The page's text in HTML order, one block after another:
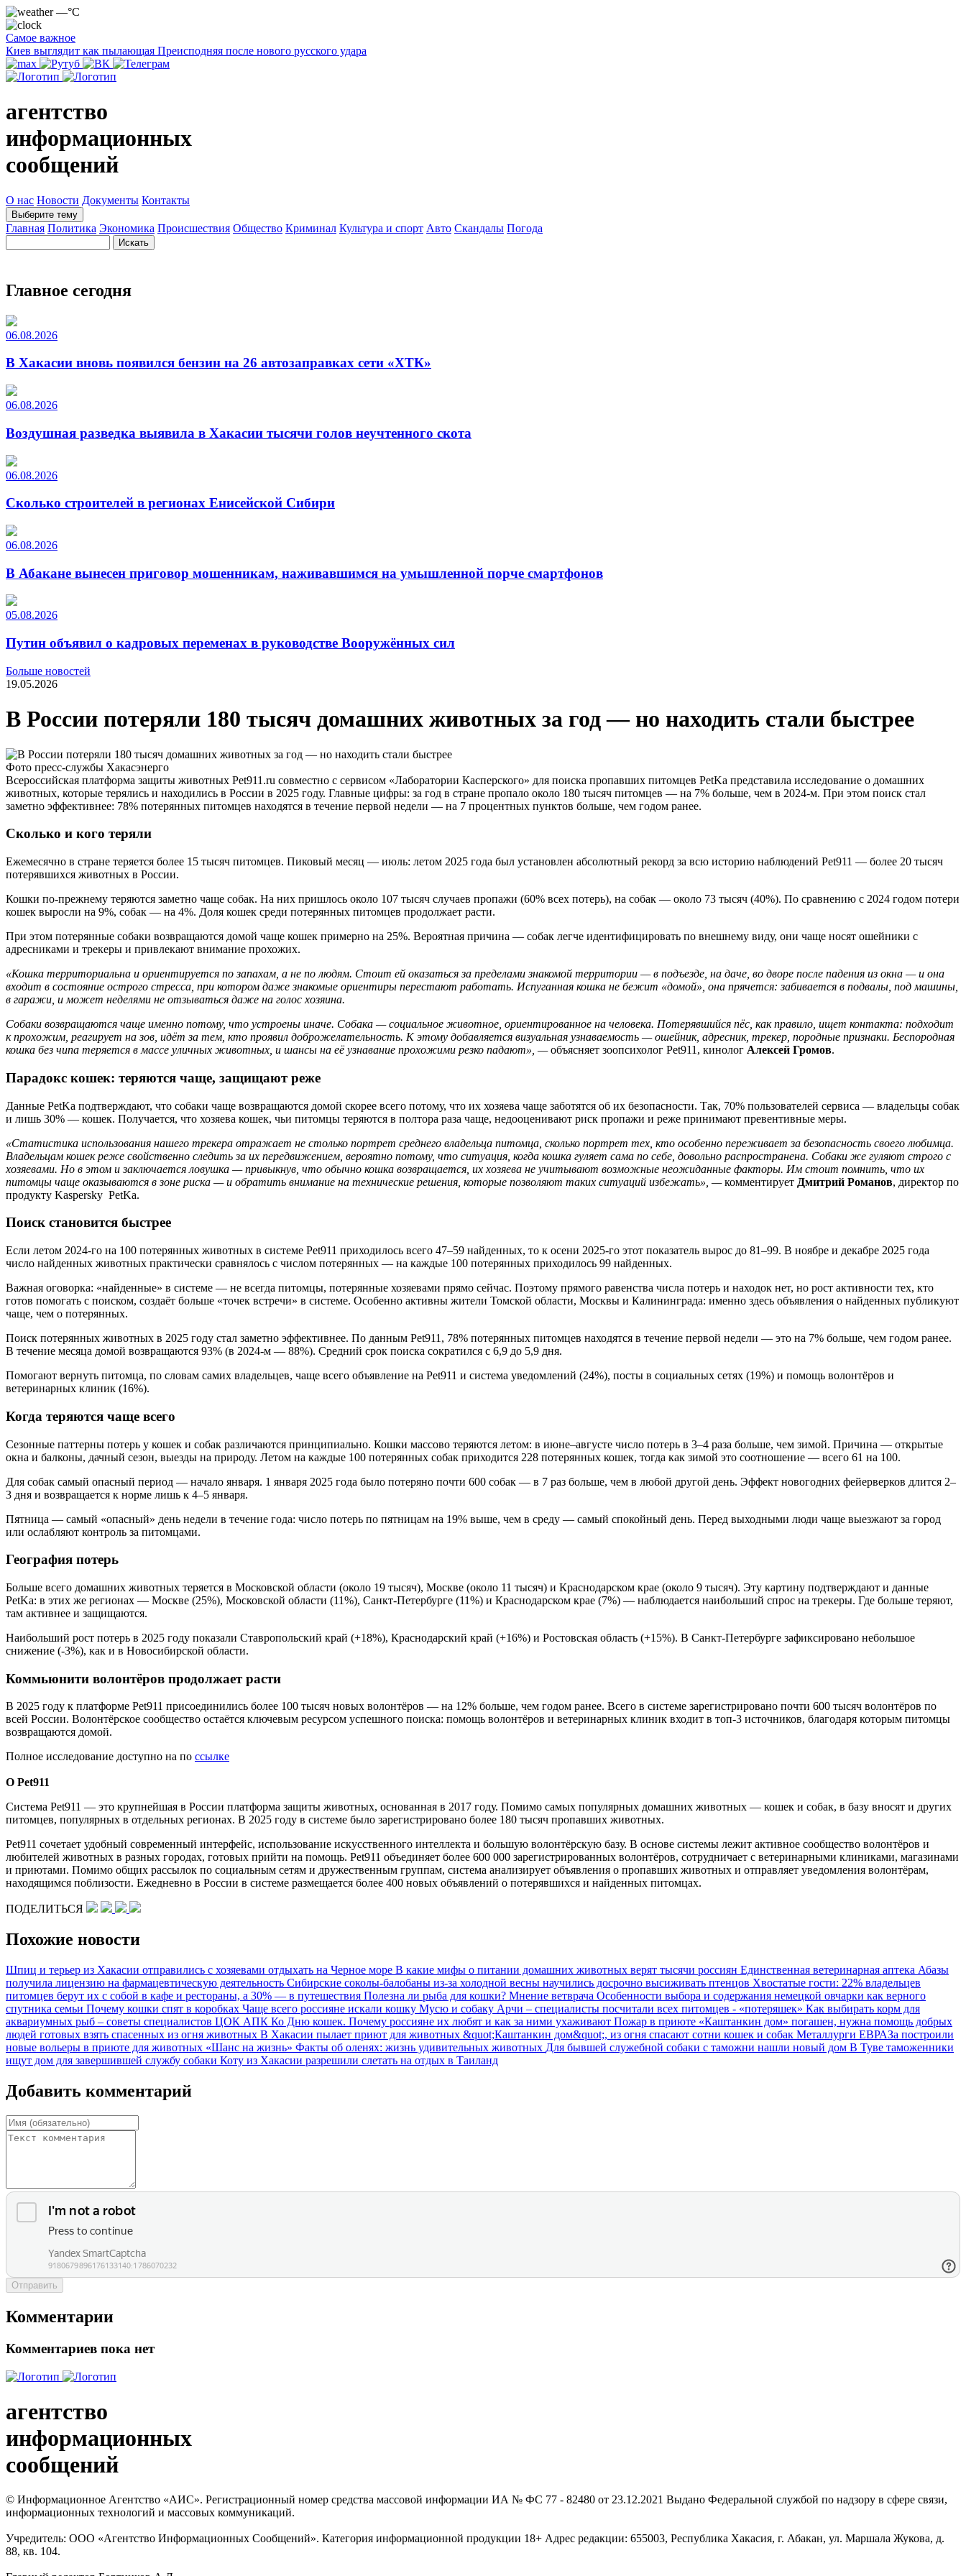
—°C
Самое важное
Киев выглядит как пылающая Преисподняя после нового русского удара
агентство
информационных
сообщений
О нас Новости Документы Контакты
Выберите тему
Главная Политика Экономика Происшествия Общество Криминал Культура и спорт Авто Скандалы Погода
Главное сегодня
06.08.2026
В Хакасии вновь появился бензин на 26 автозаправках сети «ХТК»
06.08.2026
Воздушная разведка выявила в Хакасии тысячи голов неучтенного скота
06.08.2026
Сколько строителей в регионах Енисейской Сибири
06.08.2026
В Абакане вынесен приговор мошенникам, наживавшимся на умышленной порче смартфонов
05.08.2026
Путин объявил о кадровых переменах в руководстве Вооружённых сил
Больше новостей
19.05.2026
В России потеряли 180 тысяч домашних животных за год — но находить стали быстрее
Фото пресс-службы Хакасэнерго
Всероссийская платформа защиты животных Pet911.ru совместно с сервисом «Лаборатории Касперского» для поиска пропавших питомцев PetKa представила исследование о домашних
животных, которые терялись и находились в России в 2025 году. Главные цифры: за год в стране пропало около 180 тысяч питомцев — на 7% больше, чем в 2024-м. При этом поиск стал
заметно эффективнее: 78% потерянных питомцев находятся в течение первой недели — на 7 процентных пунктов больше, чем годом ранее.
Сколько и кого теряли
Ежемесячно в стране теряется более 15 тысяч питомцев. Пиковый месяц — июль: летом 2025 года был установлен абсолютный рекорд за всю историю наблюдений Pet911 — более 20 тысяч
потерявшихся животных в России.
Кошки по-прежнему теряются заметно чаще собак. На них пришлось около 107 тысяч случаев пропажи (60% всех потерь), на собак — около 73 тысяч (40%). По сравнению с 2024 годом потери
кошек выросли на 9%, собак — на 4%. Доля кошек среди потерянных питомцев продолжает расти.
При этом потерянные собаки возвращаются домой чаще кошек примерно на 25%. Вероятная причина — собак легче идентифицировать по внешнему виду, они чаще носят ошейники с
адресниками и трекеры и привлекают внимание прохожих.
«Кошка территориальна и ориентируется по запахам, а не по людям. Стоит ей оказаться за пределами знакомой территории — в подъезде, на даче, во дворе после падения из окна — и она
входит в состояние острого стресса, при котором даже знакомые ориентиры перестают работать. Испуганная кошка не бежит «домой», она прячется: забивается в подвалы, под машины,
в гаражи, и может неделями не отзываться даже на голос хозяина.
Собаки возвращаются чаще именно потому, что устроены иначе. Собака — социальное животное, ориентированное на человека. Потерявшийся пёс, как правило, ищет контакта: подходит
к прохожим, реагирует на зов, идёт за тем, кто проявил доброжелательность. К этому добавляется визуальная узнаваемость — ошейник, адресник, трекер, породные признаки. Беспородная
кошка без чипа теряется в массе уличных животных, и шансы на её узнавание прохожими резко падают», —объясняет зоопсихолог Pet911, кинолог Алексей Громов.
Парадокс кошек: теряются чаще, защищают реже
Данные PetKa подтверждают, что собаки чаще возвращаются домой скорее всего потому, что их хозяева чаще заботятся об их безопасности. Так, 70% пользователей сервиса — владельцы собак
и лишь 30% — кошек. Получается, что хозяева кошек, чьи питомцы теряются в полтора раза чаще, недооценивают риск пропажи и реже принимают превентивные меры.
«Статистика использования нашего трекера отражает не столько портрет среднего владельца питомца, сколько портрет тех, кто особенно переживает за безопасность своего любимца.
Владельцам кошек реже свойственно следить за их передвижением, вероятно потому, что ситуация, когда кошка гуляет сама по себе, довольно распространена. Собаки же гуляют строго с
хозяевами. Но в этом и заключается ловушка — привыкнув, что обычно кошка возвращается, их хозяева не учитывают возможные неожиданные факторы. Им стоит помнить, что их
питомцы чаще оказываются в зоне риска — и обратить внимание на технические решения, которые позволяют таких ситуаций избежать», —комментирует Дмитрий Романов, директор по
продукту Kaspersky PetKa.
Поиск становится быстрее
Если летом 2024-го на 100 потерянных животных в системе Pet911 приходилось всего 47–59 найденных, то к осени 2025-го этот показатель вырос до 81–99. В ноябре и декабре 2025 года
число найденных животных практически сравнялось с числом потерянных — на каждые 100 потерянных приходилось 99 найденных.
Важная оговорка: «найденные» в системе — не всегда питомцы, потерянные хозяевами прямо сейчас. Поэтому прямого равенства числа потерь и находок нет, но рост активности тех, кто
готов помогать с поиском, создаёт больше «точек встречи» в системе. Особенно активны жители Томской области, Москвы и Калининграда: именно здесь объявления о найденных публикуют
чаще, чем о потерянных.
Поиск потерянных животных в 2025 году стал заметно эффективнее. По данным Pet911, 78% потерянных питомцев находятся в течение первой недели — это на 7% больше, чем годом ранее.
В течение месяца домой возвращаются 93% (в 2024-м — 88%). Средний срок поиска сократился с 6,9 до 5,9 дня.
Помогают вернуть питомца, по словам самих владельцев, чаще всего объявление на Pet911 и система уведомлений (24%), посты в социальных сетях (19%) и помощь волонтёров и
ветеринарных клиник (16%).
Когда теряются чаще всего
Сезонные паттерны потерь у кошек и собак различаются принципиально. Кошки массово теряются летом: в июне–августе число потерь в 3–4 раза больше, чем зимой. Причина — открытые
окна и балконы, дачный сезон, выезды на природу. Летом на каждые 100 потерянных собак приходится 228 потерянных кошек, тогда как зимой это соотношение — всего 61 на 100.
Для собак самый опасный период — начало января. 1 января 2025 года было потеряно почти 600 собак — в 7 раз больше, чем в любой другой день. Эффект новогодних фейерверков длится 2–
3 дня и возвращается к норме лишь к 4–5 января.
Пятница — самый «опасный» день недели в течение года: число потерь по пятницам на 19% выше, чем в среду — самый спокойный день. Перед выходными люди чаще выезжают за город
или ослабляют контроль за питомцами.
География потерь
Больше всего домашних животных теряется в Московской области (около 19 тысяч), Москве (около 11 тысяч) и Краснодарском крае (около 9 тысяч). Эту картину подтверждают и данные
PetKa: в этих же регионах — Москве (25%), Московской области (11%), Санкт-Петербурге (11%) и Краснодарском крае (7%) — наблюдается наибольший спрос на трекеры. Где больше теряют,
там активнее и защищаются.
Наибольший рост потерь в 2025 году показали Ставропольский край (+18%), Краснодарский край (+16%) и Ростовская область (+15%). В Санкт-Петербурге зафиксировано небольшое
снижение (-3%), как и в Новосибирской области.
Коммьюнити волонтёров продолжает расти
В 2025 году к платформе Pet911 присоединились более 100 тысяч новых волонтёров — на 12% больше, чем годом ранее. Всего в системе зарегистрировано почти 600 тысяч волонтёров по
всей России. Волонтёрское сообщество остаётся ключевым ресурсом успешного поиска: помощь волонтёров и ветеринарных клиник входит в топ-3 источников, благодаря которым питомцы
возвращаются домой.
Полное исследование доступно на по ссылке
О Pet911
Система Pet911 — это крупнейшая в России платформа защиты животных, основанная в 2017 году. Помимо самых популярных домашних животных — кошек и собак, в базу вносят и других
питомцев, популярных в отдельных регионах. В 2025 году в системе было зарегистрировано более 180 тысяч пропавших животных.
Pet911 сочетает удобный современный интерфейс, использование искусственного интеллекта и большую волонтёрскую базу. В основе системы лежит активное сообщество волонтёров и
любителей животных в разных городах, готовых прийти на помощь. Pet911 объединяет более 600 000 зарегистрированных волонтёров, сотрудничает с ветеринарными клиниками, магазинами
и приютами. Помимо общих рассылок по социальным сетям и дружественным группам, система анализирует объявления о пропавших животных и отправляет уведомления волонтёрам,
находящимся поблизости. Ежедневно в России в системе размещается более 400 новых объявлений о потерявшихся и найденных питомцах.
ПОДЕЛИТЬСЯ
Похожие новости
Шпиц и терьер из Хакасии отправились с хозяевами отдыхать на Черное море В какие мифы о питании домашних животных верят тысячи россиян Единственная ветеринарная аптека Абазы
получила лицензию на фармацевтическую деятельность Сибирские соколы-балобаны из-за холодной весны научились досрочно высиживать птенцов Хвостатые гости: 22% владельцев
питомцев берут их с собой в кафе и рестораны, а 30% — в путешествия Полезна ли рыба для кошки? Мнение ветврача Особенности выбора и содержания немецкой овчарки как верного
спутника семьи Почему кошки спят в коробках Чаще всего россияне искали кошку Мусю и собаку Арчи – специалисты посчитали всех питомцев - «потеряшек» Как выбирать корм для
аквариумных рыб – советы специалистов ЦОК АПК Ко Дню кошек. Почему россияне их любят и как за ними ухаживают Пожар в приюте «Каштанкин дом» погашен, нужна помощь добрых
людей готовых взять спасенных из огня животных В Хакасии пылает приют для животных &quot;Каштанкин дом&quot;, из огня спасают сотни кошек и собак Металлурги ЕВРАЗа построили
новые вольеры в приюте для животных «Шанс на жизнь» Факты об оленях: жизнь удивительных животных Для бывшей служебной собаки с таможни нашли новый дом В Туве таможенники
ищут дом для завершившей службу собаки Коту из Хакасии разрешили слетать на отдых в Таиланд
Добавить комментарий
Отправить
Комментарии
Комментариев пока нет
агентство
информационных
сообщений
© Информационное Агентство «АИС». Регистрационный номер средства массовой информации ИА № ФС 77 - 82480 от 23.12.2021 Выдано Федеральной службой по надзору в сфере связи,
информационных технологий и массовых коммуникаций.
Учредитель: ООО «Агентство Информационных Сообщений». Категория информационной продукции 18+ Адрес редакции: 655003, Республика Хакасия, г. Абакан, ул. Маршала Жукова, д.
88, кв. 104.